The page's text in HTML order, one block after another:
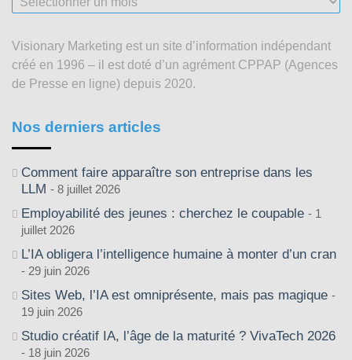
articles
2003
Visionary Marketing est un site d’information indépendant
créé en 1996 – il est doté d’un agrément CPPAP (Agences
de Presse en ligne) depuis 2020.
Nos derniers articles
Comment faire apparaître son entreprise dans les
LLM
8 juillet 2026
Employabilité des jeunes : cherchez le coupable
1
juillet 2026
L’IA obligera l’intelligence humaine à monter d’un cran
29 juin 2026
Sites Web, l’IA est omniprésente, mais pas magique
19 juin 2026
Studio créatif IA, l’âge de la maturité ? VivaTech 2026
18 juin 2026